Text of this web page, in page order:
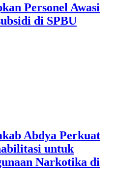
Personel Awasi
di SPBU
Abdya Perkuat
untuk
Narkotika di